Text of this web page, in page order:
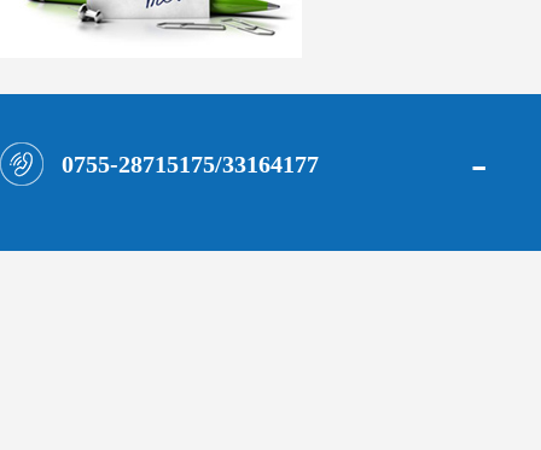
0755-28715175/33164177 -